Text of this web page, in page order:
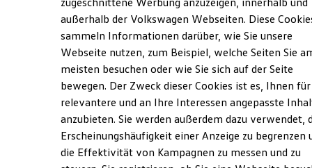
Reichweite
Reichweite der ID. Modelle
Reichweite im Winter
Laden
Laden unterwegs
Laden Zuhause
Ladestationen finden
Ladezeitensimulator
Batterie
Sicherheit
Garantie und Lebensdauer
Nachhaltigkeit
Rövershäger Chaussee 5, 18146 Rostock
Montag-Freitag 06:30-19:00 Uhr
Samstag
08:00- 13:00 Uhr
Sonntag
Geschlossen
außerhalb der Volkswagen Webseiten. Diese
sammeln Informationen darüber, wie Sie unsere
Webseite nutzen, zum Beispiel, welche Seiten Sie
meisten besuchen oder wie Sie sich auf der Seite
bewegen. Der Zweck dieser Cookies ist es, Ihnen für
relevantere und an Ihre Interessen angepasste
anzubieten. Sie werden außerdem dazu verwendet,
Erscheinungshäufigkeit einer Anzeige zu begrenzen
die Effektivität von Kampagnen zu messen und zu